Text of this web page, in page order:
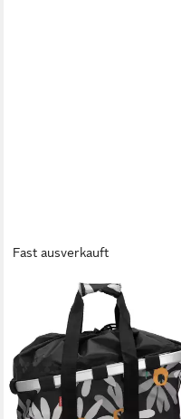
Fast ausverkauft
Fahrradkorb reisenthel
Bikebasket GT 21 -
Gepäckträgerkorb (UniKlip
(4)
109,24 €
lieferbar - in 2-3 Werktagen bei